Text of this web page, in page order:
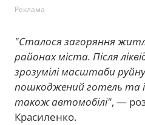
Реклама
"Сталося загоряння
районах міста. Після
зрозумілі масштаби
пошкоджений готель та
також автомобілі", —
Красиленко.